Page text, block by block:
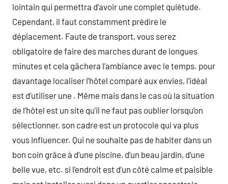
lointain qui permettra d’avoir une complet quiétude.
Cependant, il faut constamment prédire le
déplacement. Faute de transport, vous serez
obligatoire de faire des marches durant de longues
minutes et cela gâchera l’ambiance avec le temps. pour
davantage localiser l’hôtel comparé aux envies, l’idéal
est d’utiliser une . Même mais dans le cas où la situation
de l’hôtel est un site qu’il ne faut pas oublier lorsqu’on
sélectionner, son cadre est un protocole qui va plus
vous influencer. Qui ne souhaite pas de habiter dans un
bon coin grâce à d’une piscine, d’un beau jardin, d’une
belle vue, etc. si l’endroit est d’un côté calme et paisible